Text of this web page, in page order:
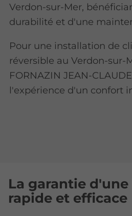
Verdon-sur-Mer,
durabilité et d'une
Pour une installation de
réversible au Verdon-sur-
FORNAZIN JEAN-
l'expérience d'un confort
La garantie
rapide et efficace